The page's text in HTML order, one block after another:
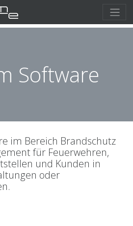
Software
im Bereich Brandschutz
für Feuerwehren,
und Kunden in
oder